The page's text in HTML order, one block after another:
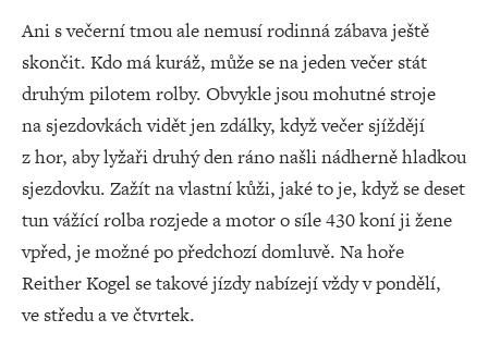
Ani s večerní tmou ale nemusí rodinná zábava ještě
skončit. Kdo má kuráž, může se na jeden večer stát
druhým pilotem rolby. Obvykle jsou mohutné stroje
na sjezdovkách vidět jen zdálky, když večer sjíždějí
z hor, aby lyžaři druhý den ráno našli nádherně hladkou
sjezdovku. Zažít na vlastní kůži, jaké to je, když se deset
tun vážící rolba rozjede a motor o síle 430 koní ji žene
vpřed, je možné po předchozí domluvě. Na hoře
Reither Kogel se takové jízdy nabízejí vždy v pondělí,
ve středu a ve čtvrtek.